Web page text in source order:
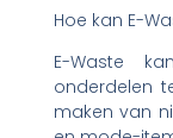
Hoe kan E-
E-Waste
onderdelen
maken van